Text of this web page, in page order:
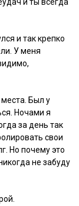
и ты всегда
и так крепко
У меня
Был у
Ночами я
за день так
свои
Но почему это
не забуду